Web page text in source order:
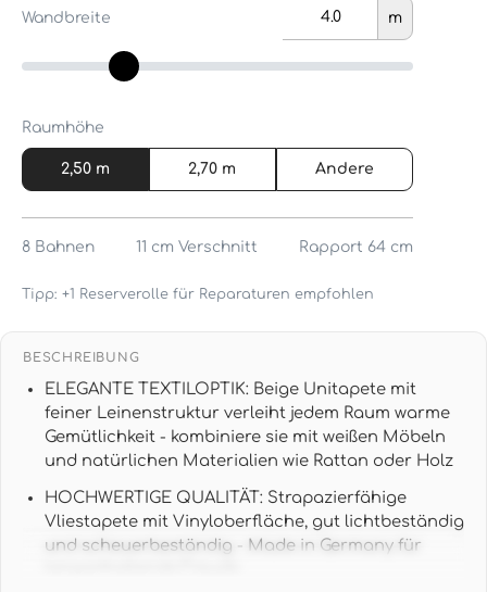
Wandbreite m
Raumhöhe
2,50 m 2,70 m Andere
8 Bahnen 11 cm Verschnitt Rapport 64 cm
Tipp: +1 Reserverolle für Reparaturen empfohlen
BESCHREIBUNG
ELEGANTE TEXTILOPTIK: Beige Unitapete mit
feiner Leinenstruktur verleiht jedem Raum warme
Gemütlichkeit - kombiniere sie mit weißen Möbeln
und natürlichen Materialien wie Rattan oder Holz
HOCHWERTIGE QUALITÄT: Strapazierfähige
Vliestapete mit Vinyloberfläche, gut lichtbeständig
und scheuerbeständig - Made in Germany für